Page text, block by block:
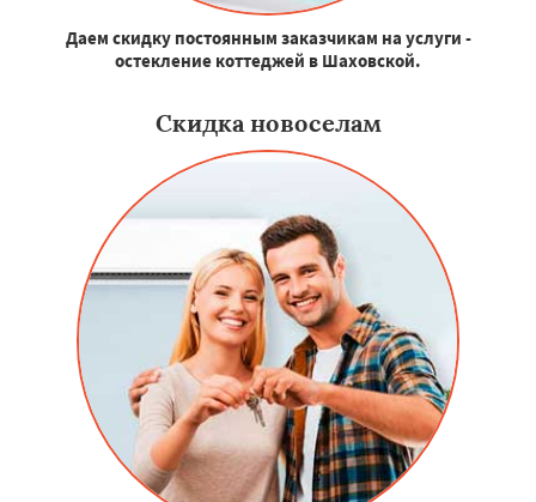
Даем скидку постоянным заказчикам на услуги -
остекление коттеджей в Шаховской.
Скидка новоселам